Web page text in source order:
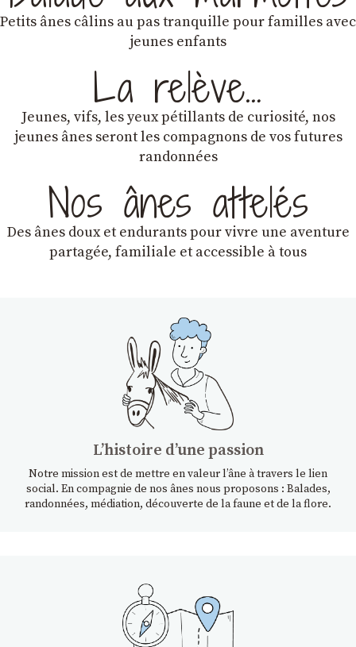
Petits ânes câlins au pas tranquille pour familles avec
jeunes enfants
La relève…
Jeunes, vifs, les yeux pétillants de curiosité, nos
jeunes ânes seront les compagnons de vos futures
randonnées
Nos ânes attelés
Des ânes doux et endurantspour vivre une aventure
partagée, familiale et accessible à tous
Lʼhistoire dʼune passion
Notre mission est de mettre en valeur l’âne à travers le lien
social. En compagnie de nos ânes nous proposons : Balades,
randonnées, médiation, découverte de la faune et de la flore.